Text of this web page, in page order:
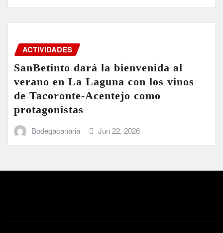
ACTIVIDADES
SanBetinto dará la bienvenida al
verano en La Laguna con los vinos
de Tacoronte-Acentejo como
protagonistas
Bodegacanaria Jun 22, 2026